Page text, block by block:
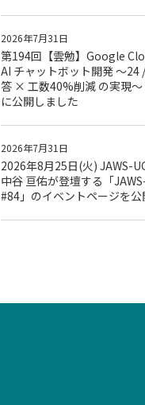
2026年7月31日
第194回【雲勉】Google
AI チャットボット開発 〜24
答 × 工数40%削減 の実現〜
に公開しました
2026年7月31日
2026年8月25日(火) JAWS-
中谷 亘佑が登壇する「
#84」のイベントページを公